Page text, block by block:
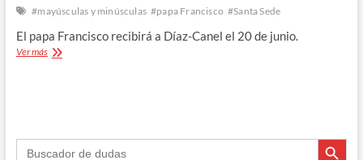
#mayúsculas y minúsculas #papa Francisco #Santa Sede
El papa Francisco recibirá a Díaz-Canel el 20 de junio.
Ver másvisita
claves
de
Buscar: Botón de